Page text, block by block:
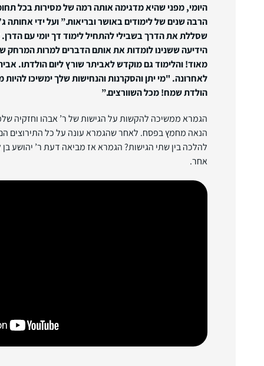
היומי, מפני שהיא מדגימה אותה רמה של מסירות בכל
הרבה שנים של לימודים באושר ובריאות.” ועל ידי אחותה
שסללת את הדרך בשבילי להתחיל לימוד דך יומי עם
הידיעה ששנינו לומדות את אותם הדברים למרות המרחק
מאוד!והלימוד גם מוקדש לאביתר שורץ ליום הולדתו.
לאחרונה. "מי יתן והסקרנות והנחישות שלך ימשיכו להיות
הולדת שמח! מכל השוורצים.”
הגמרא ממשיכה להקשות על הגישות של ר’ אבהו וחזקיה
הנאה מחמץ בפסח. לאחר שהגמרא עונה על כל התירוצים
להלכה בין שתי הגישות? הגמרא אז מביאה דעת ר’ יהושע
אחר.